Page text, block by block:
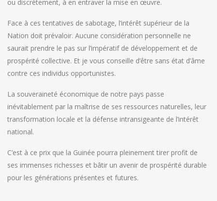
ou discrètement, à en entraver la mise en œuvre.
Face à ces tentatives de sabotage, l’intérêt supérieur de la
Nation doit prévaloir. Aucune considération personnelle ne
saurait prendre le pas sur l’impératif de développement et de
prospérité collective. Et je vous conseille d’être sans état d’âme
contre ces individus opportunistes.
La souveraineté économique de notre pays passe
inévitablement par la maîtrise de ses ressources naturelles, leur
transformation locale et la défense intransigeante de l’intérêt
national.
C’est à ce prix que la Guinée pourra pleinement tirer profit de
ses immenses richesses et bâtir un avenir de prospérité durable
pour les générations présentes et futures.